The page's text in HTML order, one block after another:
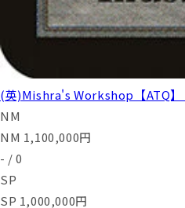
(英)Mishra's Workshop【ATQ
NM
NM 1,100,000円
- / 0
SP
SP 1,000,000円